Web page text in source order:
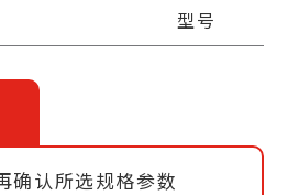
型号
确认所选规格参数